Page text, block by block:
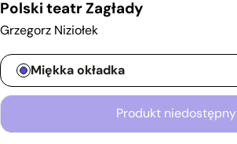
Polski teatr Zagłady
Grzegorz Niziołek
Typ wydaniaMiękka okładka
Produkt niedostępny